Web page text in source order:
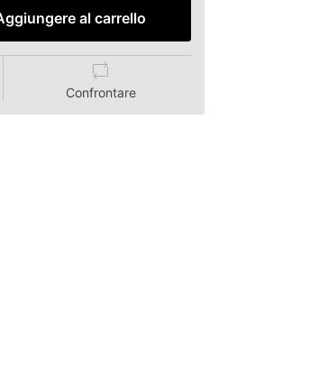
al carrello
Confrontare